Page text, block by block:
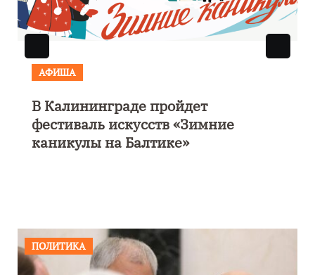
АФИША
В Калининграде пройдет
фестиваль искусств «Зимние
каникулы на Балтике»
ПОЛИТИКА